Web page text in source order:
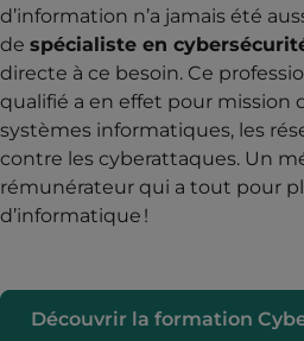
d’information n’a jamais été
de spécialiste en
directe à ce besoin. Ce
qualifié a en effet pour mission
systèmes informatiques, les
contre les cyberattaques. Un
rémunérateur qui a tout pour
d’informatique !
Découvrir la formation